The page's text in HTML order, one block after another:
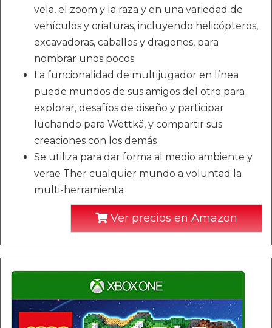
vela, el zoom y la raza y en una variedad de
vehículos y criaturas, incluyendo helicópteros,
excavadoras, caballos y dragones, para
nombrar unos pocos
La funcionalidad de multijugador en línea
puede mundos de sus amigos del otro para
explorar, desafíos de diseño y participar
luchando para Wettkä, y compartir sus
creaciones con los demás
Se utiliza para dar forma al medio ambiente y
verae Ther cualquier mundo a voluntad la
multi-herramienta
Ver precios en Amazon